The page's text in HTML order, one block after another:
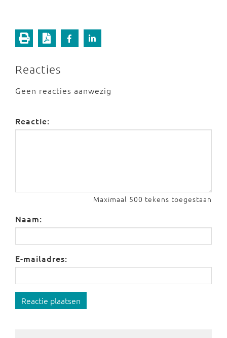
Reacties
Geen reacties aanwezig
Reactie:
Maximaal 500 tekens toegestaan
Naam:
E-mailadres:
Reactie plaatsen